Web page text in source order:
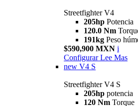
Streetfighter V4
205hp Potencia
120.0 Nm
191kg Peso
$590,900 MXN i
Configurar Lee Mas
new V4 S
Streetfighter V4 S
205hp potencia
120 Nm Torque